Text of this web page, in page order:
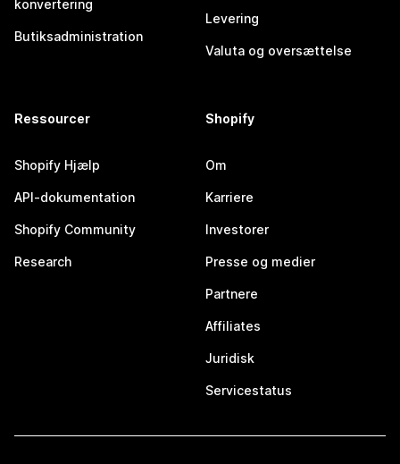
konvertering
Butiksadministration
Levering
Valuta og oversættelse
Ressourcer
Shopify Hjælp
API-dokumentation
Shopify Community
Research
Shopify
Om
Karriere
Investorer
Presse og medier
Partnere
Affiliates
Juridisk
Servicestatus